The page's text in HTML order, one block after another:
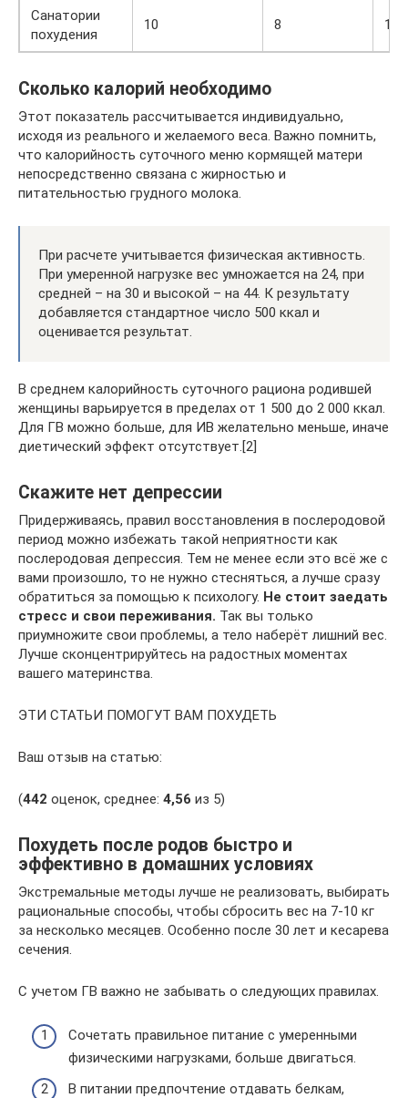
Санатории
похудения
10 8 10
Сколько калорий необходимо
Этот показатель рассчитывается индивидуально,
исходя из реального и желаемого веса. Важно помнить,
что калорийность суточного меню кормящей матери
непосредственно связана с жирностью и
питательностью грудного молока.
При расчете учитывается физическая активность.
При умеренной нагрузке вес умножается на 24, при
средней – на 30 и высокой – на 44. К результату
добавляется стандартное число 500 ккал и
оценивается результат.
В среднем калорийность суточного рациона родившей
женщины варьируется в пределах от 1 500 до 2 000 ккал.
Для ГВ можно больше, для ИВ желательно меньше, иначе
диетический эффект отсутствует.[2]
Скажите нет депрессии
Придерживаясь, правил восстановления в послеродовой
период можно избежать такой неприятности как
послеродовая депрессия. Тем не менее если это всё же с
вами произошло, то не нужно стесняться, а лучше сразу
обратиться за помощью к психологу. Не стоит заедать
стресс и свои переживания. Так вы только
приумножите свои проблемы, а тело наберёт лишний вес.
Лучше сконцентрируйтесь на радостных моментах
вашего материнства.
ЭТИ СТАТЬИ ПОМОГУТ ВАМ ПОХУДЕТЬ
Ваш отзыв на статью:
(442 оценок, среднее: 4,56 из 5)
Похудеть после родов быстро и
эффективно в домашних условиях
Экстремальные методы лучше не реализовать, выбирать
рациональные способы, чтобы сбросить вес на 7-10 кг
за несколько месяцев. Особенно после 30 лет и кесарева
сечения.
С учетом ГВ важно не забывать о следующих правилах.
Сочетать правильное питание с умеренными
физическими нагрузками, больше двигаться.
В питании предпочтение отдавать белкам,